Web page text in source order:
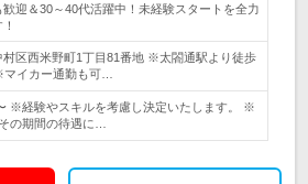
迎＆30～40代活躍中！未経験スタートを全力
村区西米野町1丁目81番地 ※太閤通駅より徒歩
イカー通勤も可…
※経験やスキルを考慮し決定いたします。 ※
の期間の待遇に…